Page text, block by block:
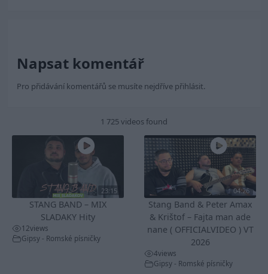
Napsat komentář
Pro přidávání komentářů se musíte nejdříve přihlásit.
1 725 videos found
23:15
STANG BAND – MIX
SLADAKY Hity
12views
Gipsy - Romské písničky
04:26
Stang Band & Peter Amax
& Krištof – Fajta man ade
nane ( OFFICIALVIDEO ) VT
2026
4views
Gipsy - Romské písničky